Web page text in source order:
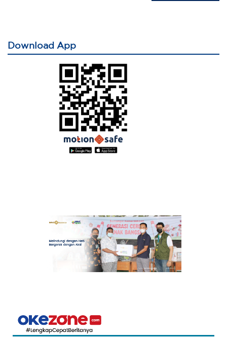
Download App